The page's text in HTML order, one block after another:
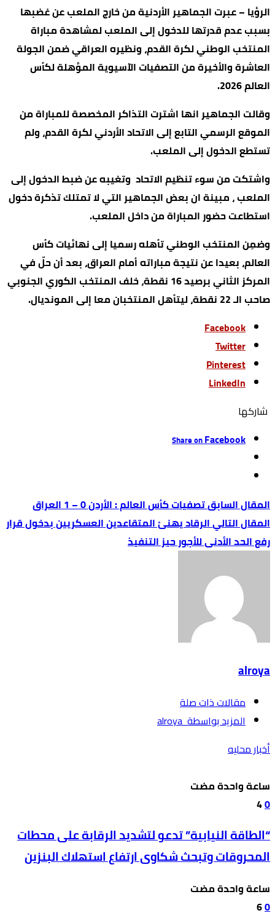
الرؤيا – عبرت الجماهير الأردنية من خارج الملعب عن غضبها
بسبب عدم قدرتها للدخول إلى الملعب لمشاهدة مباراة
المنتخب الوطني لكرة القدم، ونظيره العراقي ضمن الجولة
العاشرة والأخيرة من التصفيات الآسيوية المؤهلة لكأس
العالم 2026.
وقالت الجماهير انها اشترت التذاكر المخصصة للمباراة من
الموقع الرسمي التابع إلى الاتحاد الأردني لكرة القدم، ولم
تستطع الدخول إلى الملعب.
واشتكت من سوء تنظيم الاتحاد وتغيبه عن ضبط الدخول إلى
الملعب ، مبينة ان بعض الجماهير التي لا تمتلك تذكرة دخول
استطاعت حضور المباراة من داخل الملعب.
وضمِن المنتخب الوطني تأهله رسميا إلى نهائيات كأس
العالم، بعيدا عن نتيجة مباراته أمام العراق، بعد أن حلّ في
المركز الثاني برصيد 16 نقطة، خلف المنتخب الكوري الجنوبي
صاحب الـ 22 نقطة، ليتأهل المنتخبان معا إلى المونديال.
Facebook
Twitter
Pinterest
LinkedIn
‫‫ شاركها‬
Share onFacebook
تصفيات كأس العالم : الأردن 0 – 1 العراق
الرقاد يهنئ المتقاعدين العسكريين بدخول قرار
رفع الحد الأدنى للأجور حيز التنفيذ
alroya
‫مقالات ذات صلة‬
‫‫المزيد بواسطة‬ ‬ alroya
أخبار محليه
‫‫‫‏‫ساعة واحدة مضت‬
0
4
“الطاقة النيابية” تدعو لتشديد الرقابة على محطات
المحروقات وتبحث شكاوى ارتفاع استهلاك البنزين
‫‫‫‏‫ساعة واحدة مضت‬
0
6